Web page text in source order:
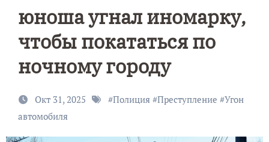
юноша угнал иномарку,
чтобы покататься по
ночному городу
Окт 31, 2025 #Полиция#Преступление #Угон
автомобиля